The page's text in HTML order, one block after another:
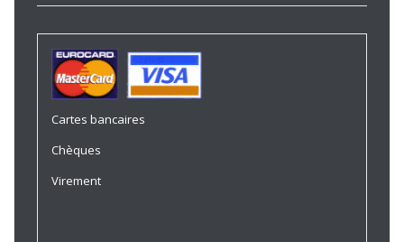
Cartes bancaires
Chèques
Virement